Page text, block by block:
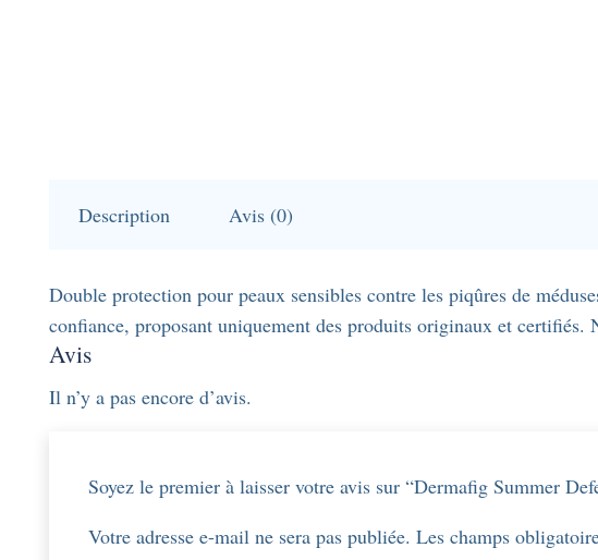
Description Avis (0)
Double protection pour peaux sensibles contre les piqûres de
confiance, proposant uniquement des produits originaux et certifiés.
Avis
Il n’y a pas encore d’avis.
Soyez le premier à laisser votre avis sur “Dermafig Summer
Votre adresse e-mail ne sera pas publiée. Les champs